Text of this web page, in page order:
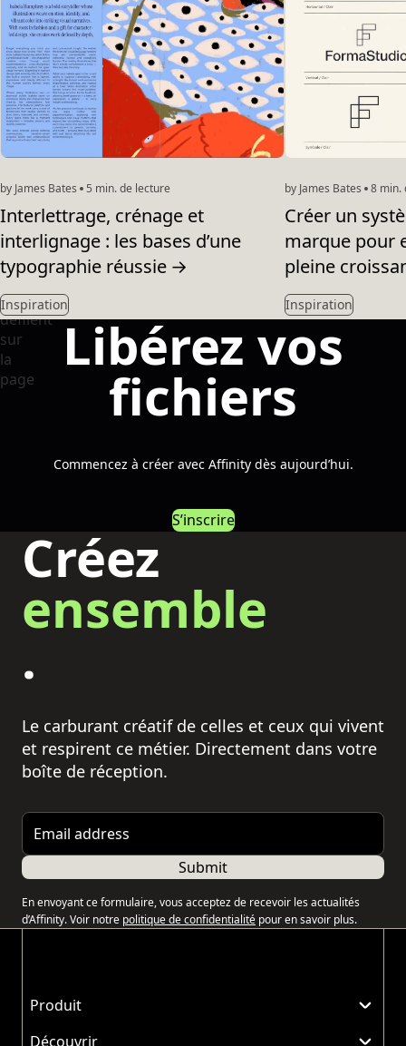
by James Bates 5 min. de lecture
Interlettrage, crénage et
interlignage : les bases d’une
typographie réussie →
Inspiration
by James Bates 8 min.
Créer un
marque pour
pleine
Inspiration
Libérez vos
fichiers
Commencez à créer avec Affinity dès aujourd’hui.
S’inscrire
Créez
ensemble
.
Le carburant créatif de celles et ceux qui vivent
et respirent ce métier. Directement dans votre
boîte de réception.
Email address
Submit
En envoyant ce formulaire, vous acceptez de recevoir les actualités
d’Affinity. Voir notre politique de confidentialité pour en savoir plus.
Produit
Découvrir